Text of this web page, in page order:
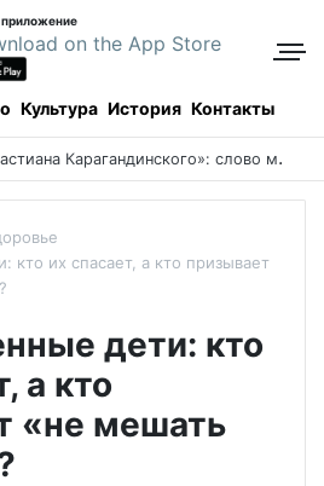
Культура История Контакты
«Верный ученик Севастиана Карагандинского»: слово митрополита Александра о почившем схиархимандрите Пахомии
их спасает, а кто призывает
дети: кто
а кто
«не мешать